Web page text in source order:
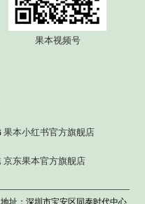
果本视频号
果本小红书官方旗舰店
京东果本官方旗舰店
地址：深圳市宝安区同泰时代中心